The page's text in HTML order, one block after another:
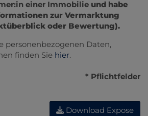
einer Immobilie und habe
zur Vermarktung
oder Bewertung).
personenbezogenen Daten,
finden Sie hier.
* Pflichtfelder
Download Expose